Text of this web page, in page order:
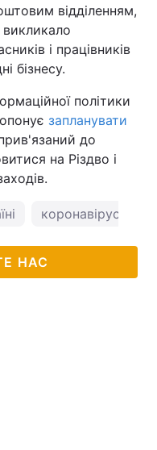
відділенням,
і працівників
бізнесу.
політики
запланувати
до
на Різдво і
коронавірус в
НАС